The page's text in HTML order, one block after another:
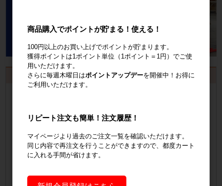
お見積書・納品書発行のご案内
会員登録はこちら
見積書の発行手順についてご案内
見積書発行手順について
商品購入でポイントが貯まる！使える！
100円以上のお買い上げでポイントが貯まります。
獲得ポイントは1ポイント単位（1ポイント＝1円）でご使
用いただけます。
さらに毎週木曜日はポイントアップデーを開催中！お得に
ご利用いただけます。
リピート注文も簡単！注文履歴！
マイページより過去のご注文一覧を確認いただけます。
同じ内容で再注文を行うことができますので、都度カート
に入れる手間が省けます。